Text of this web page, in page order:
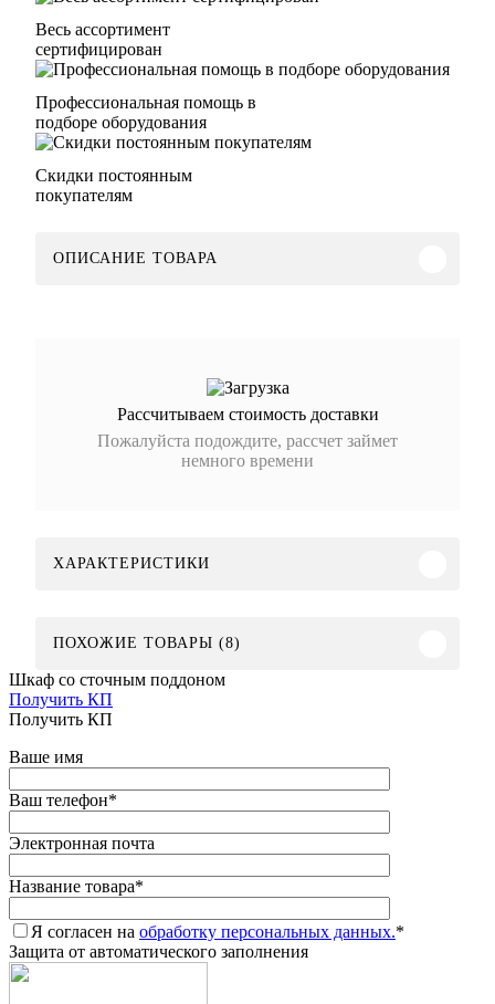
Весь ассортимент
сертифицирован
Профессиональная помощь в
подборе оборудования
Скидки постоянным
покупателям
ОПИСАНИЕ ТОВАРА
Рассчитываем стоимость доставки
Пожалуйста подождите, рассчет займет
немного времени
ХАРАКТЕРИСТИКИ
ПОХОЖИЕ ТОВАРЫ (8)
Шкаф со сточным поддоном
Получить КП
Получить КП
Ваше имя
Ваш телефон*
Электронная почта
Название товара*
Я согласен на обработку персональных данных.*
Защита от автоматического заполнения